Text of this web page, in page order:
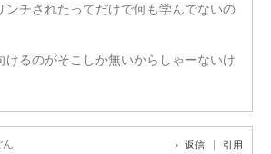
ンチされたってだけで何も学んでないの
けるのがそこしか無いからしゃーないけ
ん 返信 引用